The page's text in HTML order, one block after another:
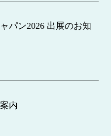
パン2026 出展のお知
内